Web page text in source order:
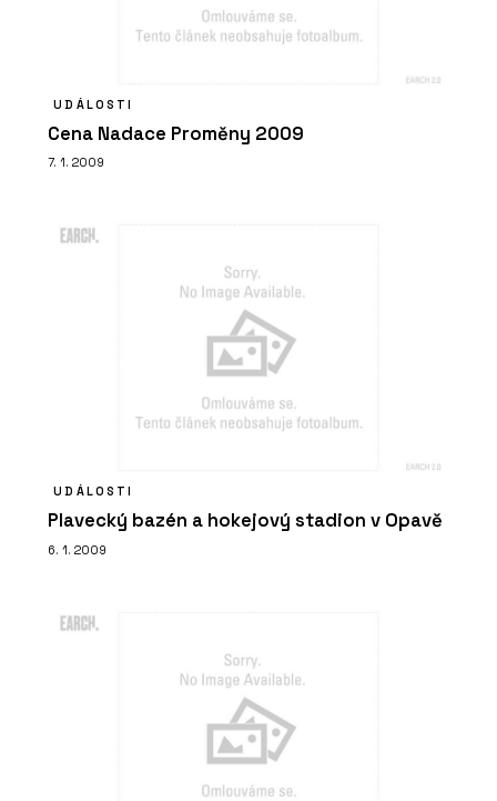
UDÁLOSTI
Cena Nadace Proměny 2009
7. 1. 2009
UDÁLOSTI
Plavecký bazén a hokejový stadion v Opavě
6. 1. 2009